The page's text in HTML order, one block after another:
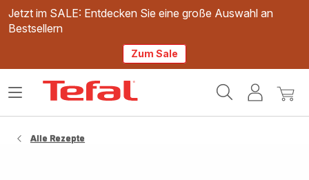
Jetzt im SALE: Entdecken Sie eine große Auswahl an
Bestsellern
Zum Sale
Mein
Mein
Das
Alle Rezepte